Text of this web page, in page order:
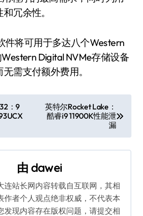
冗余性。
件将可用于多达八个Western
Digital NVMe存储设备
需支付额外费用。
：9
英特尔Rocket Lake：
酷睿i9 11900K性能泄
漏
由 dawei
连站长网内容转载自互联网，其相
作者个人观点绝非权威，不代表本
发现内容存在版权问题，请提交相